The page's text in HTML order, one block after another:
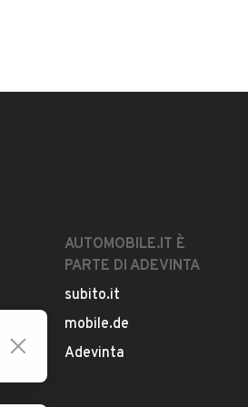
AUTOMOBILE.IT È
PARTE DI ADEVINTA
subito.it
mobile.de
Adevinta